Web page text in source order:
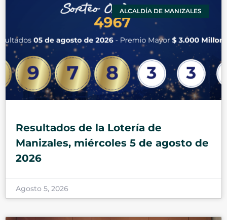
ALCALDÍA DE MANIZALES
Resultados de la Lotería de
Manizales, miércoles 5 de agosto de
2026
Agosto 5, 2026